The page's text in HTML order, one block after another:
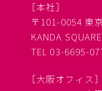
［本社］
〒101-0054 東
KANDA
TEL 03-6695-
［大阪オフィス］